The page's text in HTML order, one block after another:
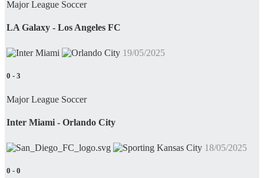
Major League Soccer
LA Galaxy - Los Angeles FC
19/05/2025
0 - 3
Major League Soccer
Inter Miami - Orlando City
18/05/2025
0 - 0